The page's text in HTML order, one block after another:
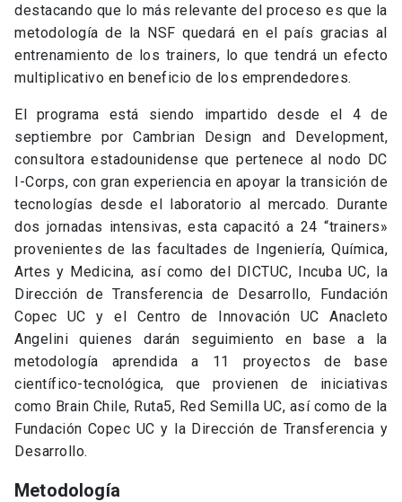
destacando que lo más relevante del proceso es que la
metodología de la NSF quedará en el país gracias al
entrenamiento de los trainers, lo que tendrá un efecto
multiplicativo en beneficio de los emprendedores.
El programa está siendo impartido desde el 4 de
septiembre por Cambrian Design and Development,
consultora estadounidense que pertenece al nodo DC
I-Corps, con gran experiencia en apoyar la transición de
tecnologías desde el laboratorio al mercado. Durante
dos jornadas intensivas, esta capacitó a 24 “trainers»
provenientes de las facultades de Ingeniería, Química,
Artes y Medicina, así como del DICTUC, Incuba UC, la
Dirección de Transferencia de Desarrollo, Fundación
Copec UC y el Centro de Innovación UC Anacleto
Angelini quienes darán seguimiento en base a la
metodología aprendida a 11 proyectos de base
científico-tecnológica, que provienen de iniciativas
como Brain Chile, Ruta5, Red Semilla UC, así como de la
Fundación Copec UC y la Dirección de Transferencia y
Desarrollo.
Metodología